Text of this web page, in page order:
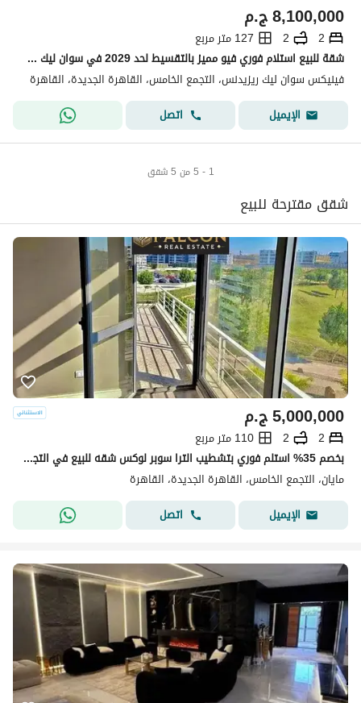
ج.م8,100,000
2
2
127 متر مربع
شقة للبيع استلام فوري فيو مميز بالتقسيط لحد 2029 في سوان ليك Swanlake Residence
فينيكس سوان ليك ريزيدنس، التجمع الخامس، القاهرة الجديدة، القاهرة
الإيميل
اتصل
1 - 5 من 5 شقق
شقق مقترحة للبيع
ج.م5,000,000
2
2
110 متر مربع
بخصم 35% استلم فوري بتشطيب الترا سوبر لوكس شقه للبيع في التجمع الخامس كمبوند مايان Mayan new cairo امام الرحاب بجوار كريك تاون والمطار دقائق من AUC
مايان، التجمع الخامس، القاهرة الجديدة، القاهرة
الإيميل
اتصل